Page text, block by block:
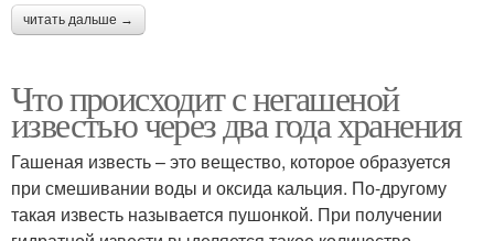
читать дальше →
Что происходит с негашеной
известью через два года хранения
Гашеная известь – это вещество, которое образуется
при смешивании воды и оксида кальция. По-другому
такая известь называется пушонкой. При получении